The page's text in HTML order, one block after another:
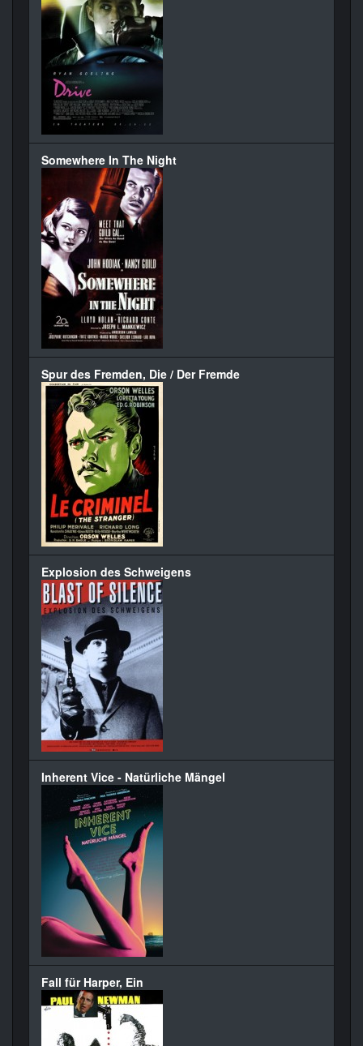
Somewhere In The Night
Spur des Fremden, Die / Der Fremde
Explosion des Schweigens
Inherent Vice - Natürliche Mängel
Fall für Harper, Ein